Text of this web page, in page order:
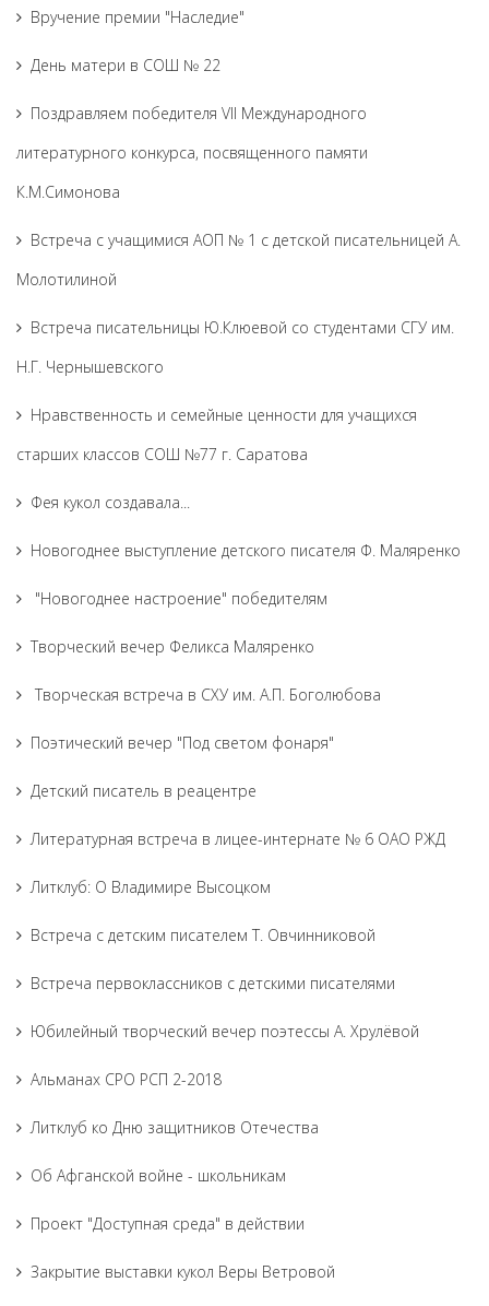
Вручение премии "Наследие"
День матери в СОШ № 22
Поздравляем победителя VII Международного
литературного конкурса, посвященного памяти
К.М.Симонова
Встреча с учащимися АОП № 1 с детской писательницей А.
Молотилиной
Встреча писательницы Ю.Клюевой со студентами СГУ им.
Н.Г. Чернышевского
Нравственность и семейные ценности для учащихся
старших классов СОШ №77 г. Саратова
Фея кукол создавала...
Новогоднее выступление детского писателя Ф. Маляренко
"Новогоднее настроение" победителям
Творческий вечер Феликса Маляренко
Творческая встреча в СХУ им. А.П. Боголюбова
Поэтический вечер "Под светом фонаря"
Детский писатель в реацентре
Литературная встреча в лицее-интернате № 6 ОАО РЖД
Литклуб: О Владимире Высоцком
Встреча с детским писателем Т. Овчинниковой
Встреча первоклассников с детскими писателями
Юбилейный творческий вечер поэтессы А. Хрулёвой
Альманах СРО РСП 2-2018
Литклуб ко Дню защитников Отечества
Об Афганской войне - школьникам
Проект "Доступная среда" в действии
Закрытие выставки кукол Веры Ветровой